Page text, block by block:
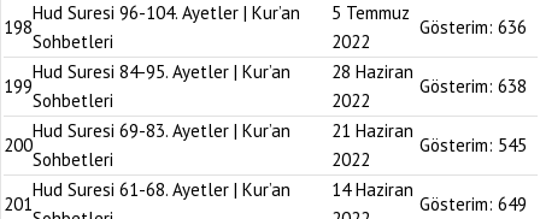
198
Hud Suresi 96-104. Ayetler | Kur’an
Sohbetleri
5 Temmuz
2022
Gösterim: 636
199
Hud Suresi 84-95. Ayetler | Kur’an
Sohbetleri
28 Haziran
2022
Gösterim: 638
200
Hud Suresi 69-83. Ayetler | Kur’an
Sohbetleri
21 Haziran
2022
Gösterim: 545
201
Hud Suresi 61-68. Ayetler | Kur’an
14 Haziran
Gösterim: 649